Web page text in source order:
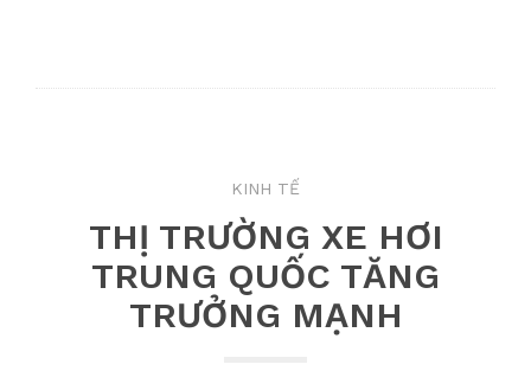
KINH TẾ
THỊ TRƯỜNG XE HƠI
TRUNG QUỐC TĂNG
TRƯỞNG MẠNH